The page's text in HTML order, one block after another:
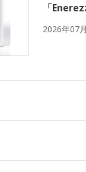
「
2026年07